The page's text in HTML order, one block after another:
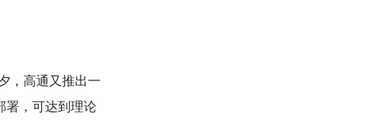
，高通又推出一
署，可达到理论